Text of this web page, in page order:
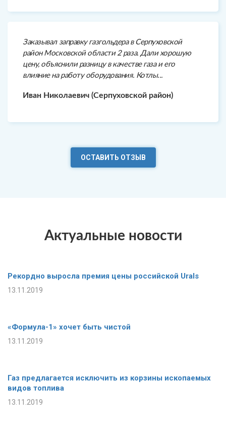
Заказывал заправку газгольдера в Серпуховской
район Московской области 2 раза. Дали хорошую
цену, объяснили разницу в качестве газа и его
влияние на работу оборудования. Котлы...
Иван Николаевич (Серпуховской район)
ОСТАВИТЬ ОТЗЫВ
Актуальные новости
Рекордно выросла премия цены российской Urals
13.11.2019
«Формула-1» хочет быть чистой
13.11.2019
Газ предлагается исключить из корзины ископаемых
видов топлива
13.11.2019